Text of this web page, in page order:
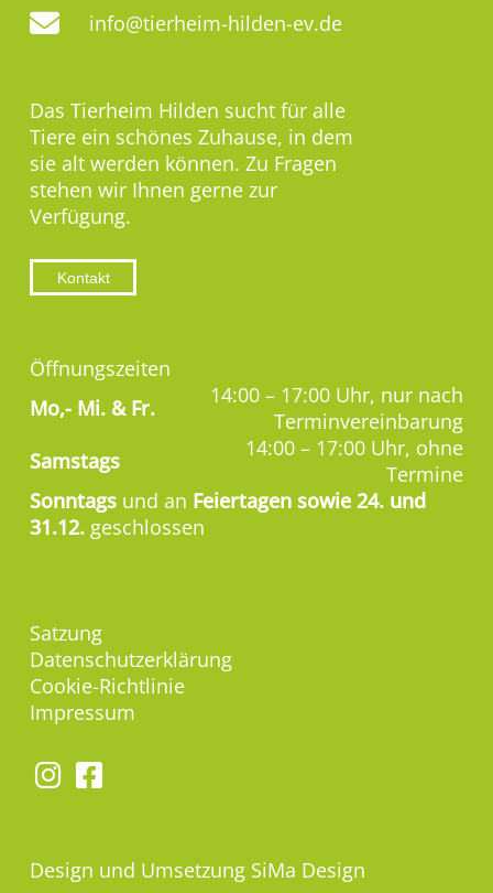
info@tierheim-hilden-ev.de
Das Tierheim Hilden sucht für alle
Tiere ein schönes Zuhause, in dem
sie alt werden können. Zu Fragen
stehen wir Ihnen gerne zur
Verfügung.
Kontakt
Öffnungszeiten
Mo,- Mi. & Fr.
14:00 – 17:00 Uhr, nur nach
Terminvereinbarung
Samstags
14:00 – 17:00 Uhr, ohne
Termine
Sonntags und an Feiertagen sowie 24. und
31.12. geschlossen
Satzung
Datenschutzerklärung
Cookie-Richtlinie
Impressum
Design und Umsetzung SiMa Design